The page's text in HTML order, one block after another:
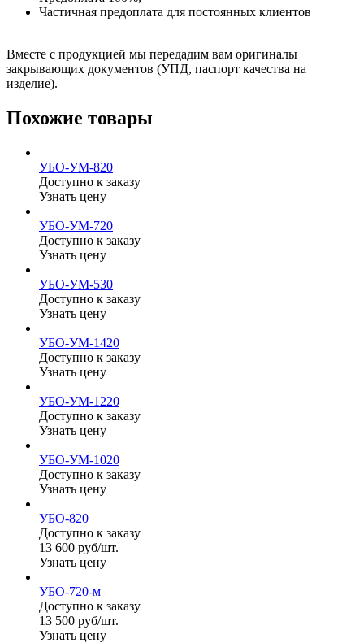
Частичная предоплата для постоянных клиентов
Вместе с продукцией мы передадим вам оригиналы
закрывающих документов (УПД, паспорт качества на
изделие).
Похожие товары
УБО-УМ-820
Доступно к заказу
Узнать цену
УБО-УМ-720
Доступно к заказу
Узнать цену
УБО-УМ-530
Доступно к заказу
Узнать цену
УБО-УМ-1420
Доступно к заказу
Узнать цену
УБО-УМ-1220
Доступно к заказу
Узнать цену
УБО-УМ-1020
Доступно к заказу
Узнать цену
УБО-820
Доступно к заказу
13 600 руб/шт.
Узнать цену
УБО-720-м
Доступно к заказу
13 500 руб/шт.
Узнать цену